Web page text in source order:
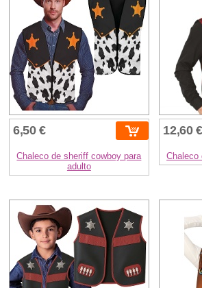
6,50 €
Chaleco de sheriff cowboy para
adulto
12,60 €
Chaleco